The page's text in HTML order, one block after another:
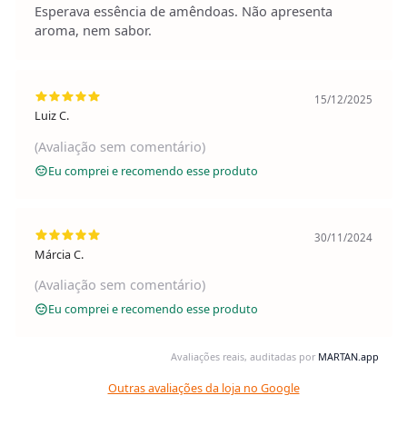
Esperava essência de amêndoas. Não apresenta
aroma, nem sabor.
Luiz C.
15/12/2025
(Avaliação sem comentário)
Eu comprei e recomendo esse produto
Márcia C.
30/11/2024
(Avaliação sem comentário)
Eu comprei e recomendo esse produto
Avaliações reais, auditadas por MARTAN.app
Outras avaliações da loja no Google